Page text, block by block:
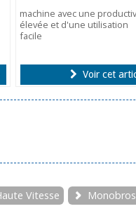
machine avec une
élevée et d'une utilisation
facile
Voir cet
Vitesse